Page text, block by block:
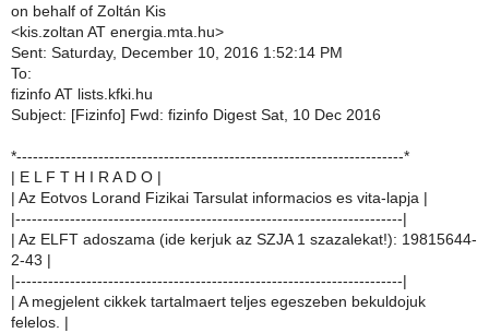
on behalf of Zoltán Kis
<kis.zoltan AT energia.mta.hu>
Sent: Saturday, December 10, 2016 1:52:14 PM
To:
fizinfo AT lists.kfki.hu
Subject: [Fizinfo] Fwd: fizinfo Digest Sat, 10 Dec 2016
*-----------------------------------------------------------------------*
| E L F T H I R A D O |
| Az Eotvos Lorand Fizikai Tarsulat informacios es vita-lapja |
|-----------------------------------------------------------------------|
| Az ELFT adoszama (ide kerjuk az SZJA 1 szazalekat!): 19815644-
2-43 |
|-----------------------------------------------------------------------|
| A megjelent cikkek tartalmaert teljes egeszeben bekuldojuk
felelos. |